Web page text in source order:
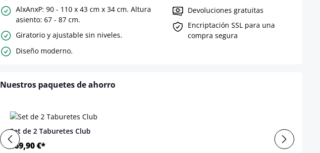
AlxAnxP: 90 - 110 x 43 cm x 34 cm. Altura
asiento: 67 - 87 cm.
Giratorio y ajustable sin niveles.
Diseño moderno.
Devoluciones gratuitas
Encriptación SSL para una
compra segura
Nuestros paquetes de ahorro
Set de 2 Taburetes Club
169,90 €*